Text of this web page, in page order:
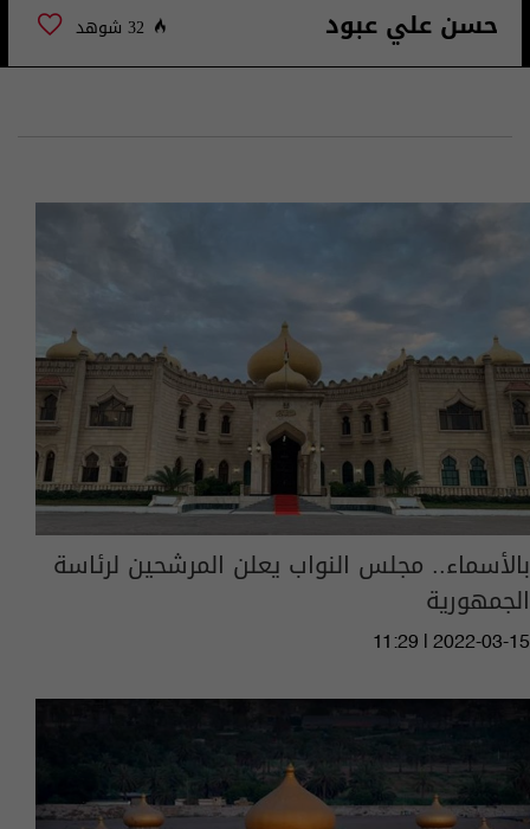
حسن علي عبود 32 شوهد
بالأسماء.. مجلس النواب يعلن المرشحين لرئاسة
الجمهورية
11:29 | 2022-03-15